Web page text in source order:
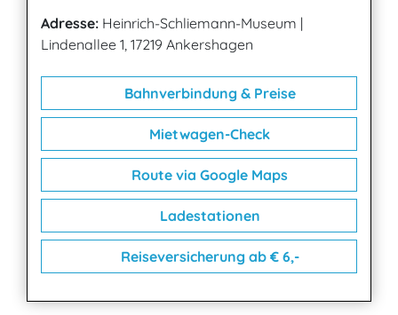
Adresse: Heinrich-Schliemann-Museum |
Lindenallee 1, 17219 Ankershagen
Bahnverbindung & Preise
Mietwagen-Check
Route via Google Maps
Ladestationen
Reiseversicherung ab € 6,-